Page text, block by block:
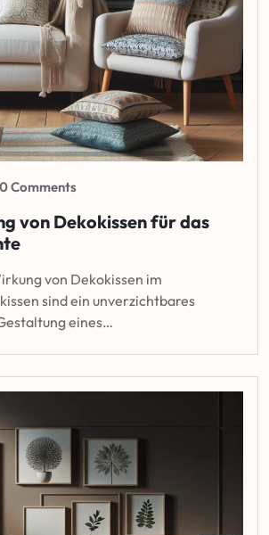
0 Comments
von Dekokissen für das
von Dekokissen im
sind ein unverzichtbares
eines…